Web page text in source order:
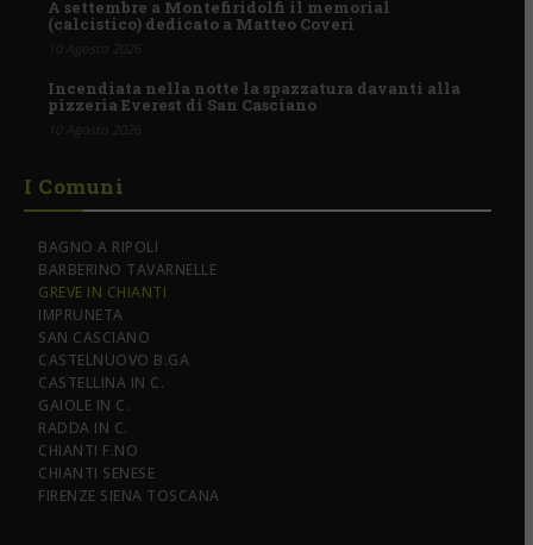
A settembre a Montefiridolfi il memorial
(calcistico) dedicato a Matteo Coveri
10 Agosto 2026
Incendiata nella notte la spazzatura davanti alla
pizzeria Everest di San Casciano
I Comuni
BAGNO A RIPOLI
BARBERINO TAVARNELLE
GREVE IN CHIANTI
IMPRUNETA
SAN CASCIANO
CASTELNUOVO B.GA
CASTELLINA IN C.
GAIOLE IN C.
RADDA IN C.
CHIANTI F.NO
CHIANTI SENESE
FIRENZE SIENA TOSCANA